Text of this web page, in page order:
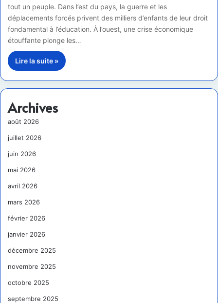
tout un peuple. Dans l’est du pays, la guerre et les
déplacements forcés privent des milliers d’enfants de leur droit
fondamental à l’éducation. À l’ouest, une crise économique
étouffante plonge les…
Lire la suite »
Archives
août 2026
juillet 2026
juin 2026
mai 2026
avril 2026
mars 2026
février 2026
janvier 2026
décembre 2025
novembre 2025
octobre 2025
septembre 2025